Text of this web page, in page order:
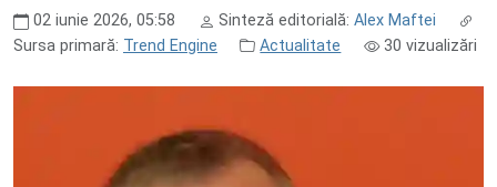
02 iunie 2026, 05:58 Sinteză editorială: Alex Maftei
Sursa primară: Trend Engine Actualitate 30 vizualizări